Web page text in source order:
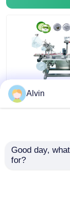
SS304
Etiketleme
Makinesi 40-
Alvin
Good day,
for?